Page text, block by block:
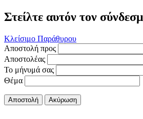
Στείλτε αυτόν τον
Κλείσιμο Παράθυρου
Αποστολή προς
Αποστολέας
Το μήνυμά σας
Θέμα
Αποστολή Ακύρωση